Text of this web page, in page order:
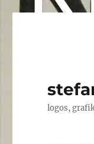
logos,